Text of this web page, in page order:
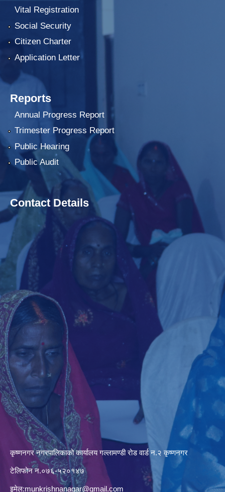
Vital Registration
Social Security
Citizen Charter
Application Letter
Reports
Annual Progress Report
Trimester Progress Report
Public Hearing
Public Audit
Contact Details
कृष्णनगर नगरपालिकाको कार्यालय गल्लामण्डी रोड वार्ड न.२ कृष्णनगर
टेलिफोन न.०७६-५२०१४७
इमेल:munkrishnanagar@gmail.com